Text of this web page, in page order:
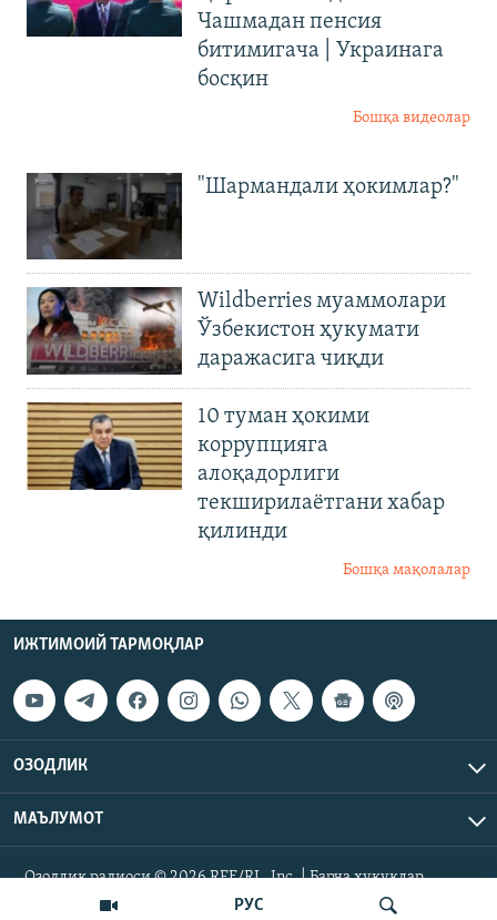
РУС
Чашмадан пенсия
битимигача | Украинага
босқин
Бошқа видеолар
"Шармандали ҳокимлар?"
Wildberries муаммолари
Ўзбекистон ҳукумати
даражасига чиқди
10 туман ҳокими
коррупцияга
алоқадорлиги
текширилаётгани хабар
қилинди
Бошқа мақолалар
ИЖТИМОИЙ ТАРМОҚЛАР
ОЗОДЛИК
МАЪЛУМОТ
Озодлик радиоси © 2026 RFE/RL, Inc. | Барча ҳуқуқлар
ҳимояланган.